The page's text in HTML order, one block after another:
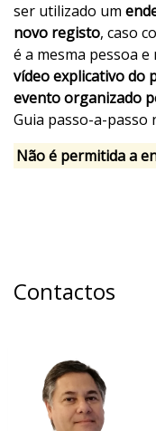
ser utilizado um
novo registo, caso
é a mesma pessoa
vídeo explicativo do
evento organizado
Guia passo-a-passo
Não é permitida a
Contactos